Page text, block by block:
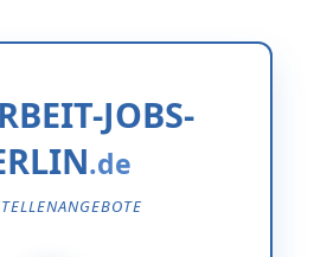
JOBS-